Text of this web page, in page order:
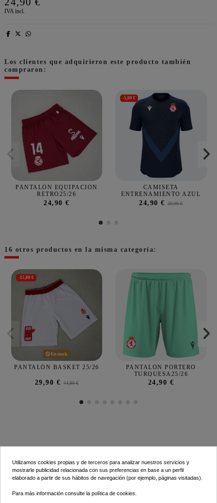
IVA incl.
Los clientes que adquirieron este producto también
compraron:
PANTALÓN EQUIPACIÓN
RETRO25/26
24,90 €
-5,00 €
CAMISETA
ENTRENAMIENTO AZUL
24,90 €29,90 €
16 otros productos en la misma categoría:
-15,00 €
En stock
PANTALÓN BASKET 25/26
29,90 € 44,90 €
PANTALÓN PORTERO
TURQUESA25/26
24,90 €
Utilizamos cookies propias y de terceros para analizar nuestros servicios y
mostrarle publicidad relacionada con sus preferencias en base a un perfil
elaborado a partir de sus hábitos de navegación (por ejemplo, páginas visitadas).
Para más información consulte la política de cookies